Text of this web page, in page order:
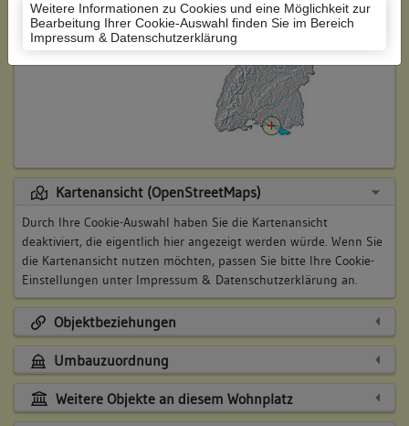
Weitere Informationen zu Cookies und eine Möglichkeit zur
Bearbeitung Ihrer Cookie-Auswahl finden Sie im Bereich
Impressum & Datenschutzerklärung
Lage des Wohnplatzes:
Kartenansicht (OpenStreetMaps)
Durch Ihre Cookie-Auswahl haben Sie die Kartenansicht
deaktiviert, die eigentlich hier angezeigt werden würde. Wenn Sie
die Kartenansicht nutzen möchten, passen Sie bitte Ihre Cookie-
Einstellungen unter Impressum & Datenschutzerklärung an.
Objektbeziehungen
Umbauzuordnung
Weitere Objekte an diesem Wohnplatz